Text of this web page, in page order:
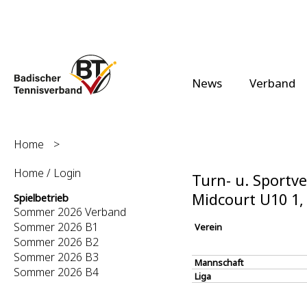
News Verband
Home
>
Home / Login
Spielbetrieb
Sommer 2026 Verband
Sommer 2026 B1
Sommer 2026 B2
Sommer 2026 B3
Sommer 2026 B4
Turn- u.
Midcourt U10
Verein
Mannschaft
Liga